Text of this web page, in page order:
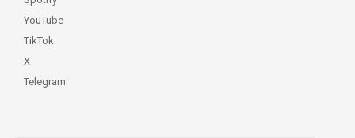
YouTube
TikTok
X
Telegram